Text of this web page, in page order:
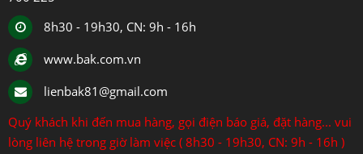
8h30 - 19h30, CN: 9h - 16h
www.bak.com.vn
lienbak81@gmail.com
Quý khách khi đến mua hàng, gọi điện báo giá, đặt hàng... vui
lòng liên hệ trong giờ làm việc ( 8h30 - 19h30, CN: 9h - 16h )